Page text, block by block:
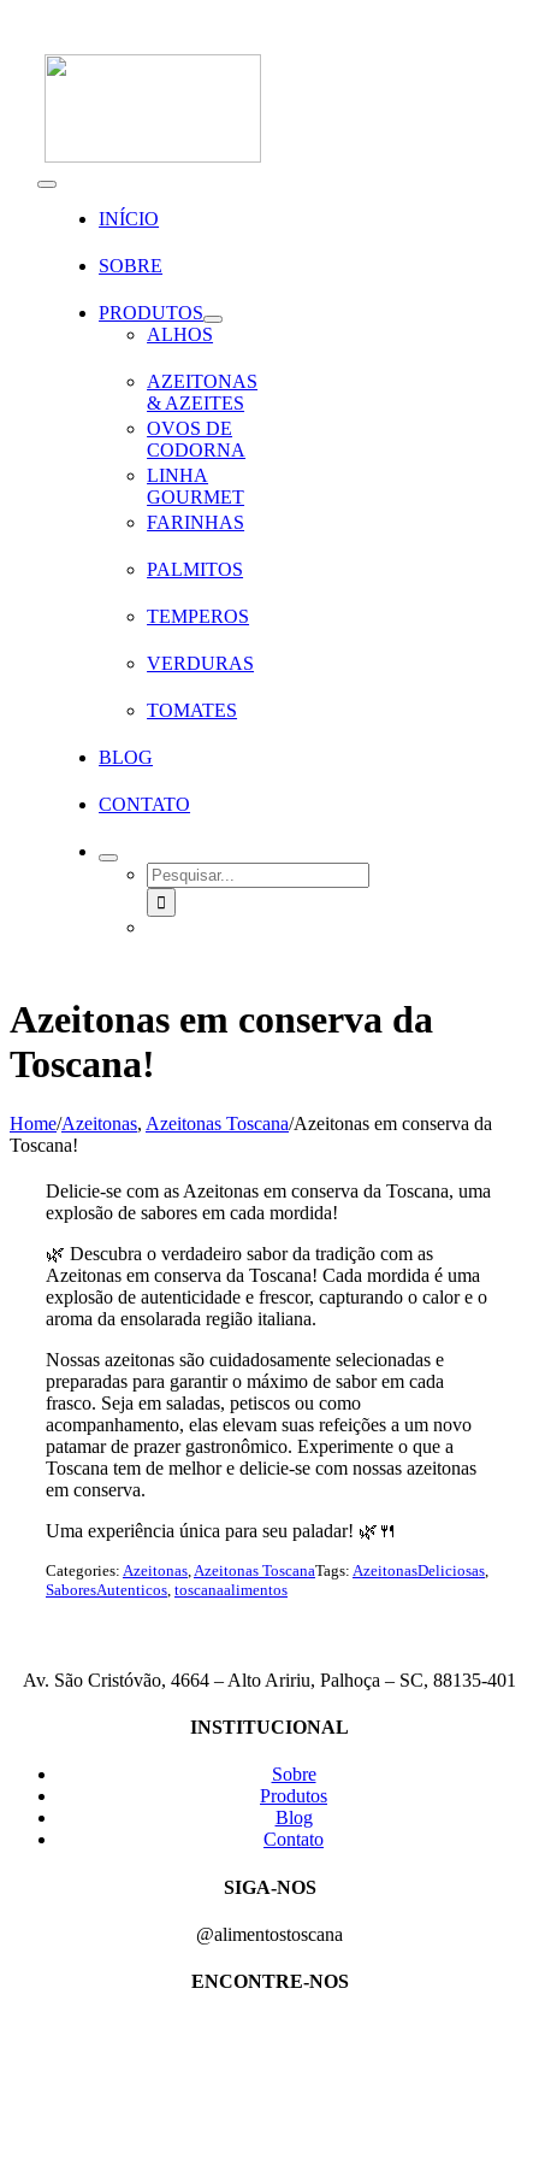
content
Toggle
NavigationINÍCIO
SOBRE
PRODUTOS
ALHOS
AZEITONAS
& AZEITES
OVOS DE
CODORNA
LINHA
GOURMET
FARINHAS
PALMITOS
TEMPEROS
VERDURAS
TOMATES
BLOG
CONTATO
SEARCH
FOR:
Azeitonas em conserva da
Toscana!
Home/Azeitonas, Azeitonas Toscana/Azeitonas em conserva da
Toscana!
Delicie-se com as Azeitonas em conserva da Toscana, uma
explosão de sabores em cada mordida!
🌿 Descubra o verdadeiro sabor da tradição com as
Azeitonas em conserva da Toscana! Cada mordida é uma
explosão de autenticidade e frescor, capturando o calor e o
aroma da ensolarada região italiana.
Nossas azeitonas são cuidadosamente selecionadas e
preparadas para garantir o máximo de sabor em cada
frasco. Seja em saladas, petiscos ou como
acompanhamento, elas elevam suas refeições a um novo
patamar de prazer gastronômico. Experimente o que a
Toscana tem de melhor e delicie-se com nossas azeitonas
em conserva.
Uma experiência única para seu paladar! 🌿🍴
Categories: Azeitonas, Azeitonas ToscanaTags: AzeitonasDeliciosas,
SaboresAutenticos, toscanaalimentos
Av. São Cristóvão, 4664 – Alto Aririu, Palhoça – SC, 88135-401
INSTITUCIONAL
Sobre
Produtos
Blog
Contato
SIGA-NOS
@alimentostoscana
ENCONTRE-NOS